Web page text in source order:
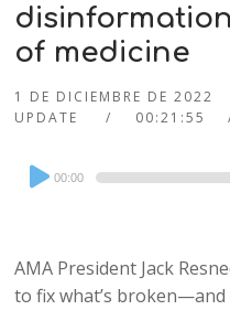
of medicine
1 DE DICIEMBRE DE 2022
UPDATE
00:21:55
Audio
Player
00:00
AMA President Jack
to fix what’s broken—and